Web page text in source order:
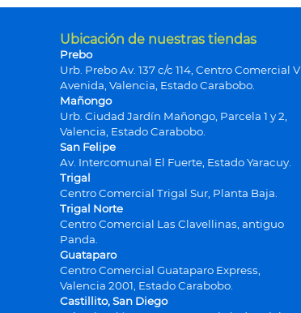
Ubicación de nuestras tiendas
Prebo
Urb. Prebo Av. 137 c/c 114, Centro Comercial V
Avenida, Valencia, Estado Carabobo.
Mañongo
Urb. Ciudad Jardín Mañongo, Parcela 1 y 2,
Valencia, Estado Carabobo.
San Felipe
Av. Intercomunal El Fuerte, Estado Yaracuy.
Trigal
Centro Comercial Trigal Sur, Planta Baja.
Trigal Norte
Centro Comercial Las Clavellinas, antiguo
Panda.
Guataparo
Centro Comercial Guataparo Express,
Valencia 2001, Estado Carabobo.
Castillito, San Diego